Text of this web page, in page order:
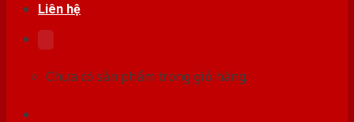
Liên hệ
Chưa có sản phẩm trong giỏ hàng.